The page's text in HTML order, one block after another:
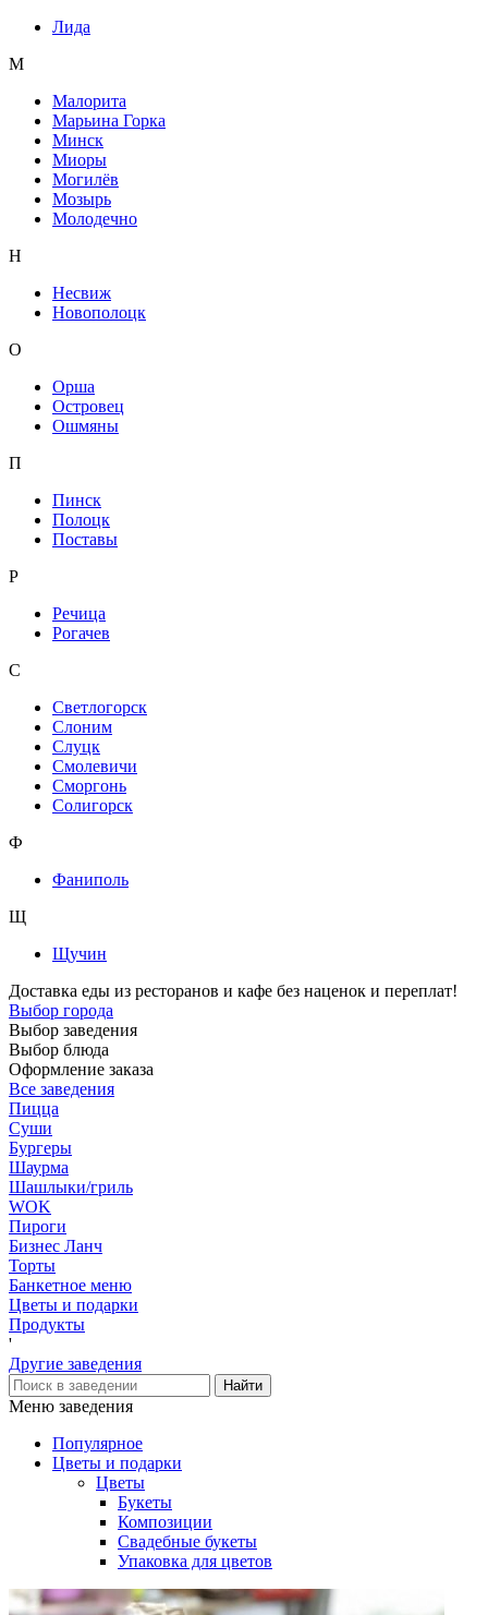
Лида
М
Малорита
Марьина Горка
Минск
Миоры
Могилёв
Мозырь
Молодечно
Н
Несвиж
Новополоцк
О
Орша
Островец
Ошмяны
П
Пинск
Полоцк
Поставы
Р
Речица
Рогачев
С
Светлогорск
Слоним
Слуцк
Смолевичи
Сморгонь
Солигорск
Ф
Фаниполь
Щ
Щучин
Доставка еды из ресторанов и кафе без наценок и переплат!
Выбор города
Выбор заведения
Выбор блюда
Оформление заказа
Все заведения
Пицца
Суши
Бургеры
Шаурма
Шашлыки/гриль
WOK
Пироги
Бизнес Ланч
Торты
Банкетное меню
Цветы и подарки
Продукты
'
Другие заведения
Меню заведения
Популярное
Цветы и подарки
Цветы
Букеты
Композиции
Свадебные букеты
Упаковка для цветов